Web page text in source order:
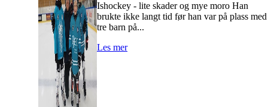
Ishockey - lite skader og mye moro Han
brukte ikke langt tid før han var på plass med
tre barn på...
Les mer